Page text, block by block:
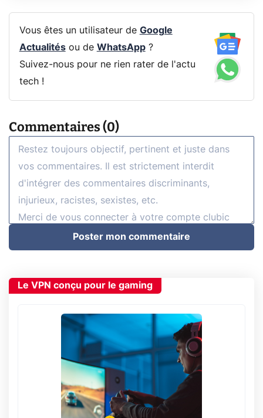
Vous êtes un utilisateur de Google
Actualitésou de WhatsApp?
Suivez-nous pour ne rien rater de l'actu
tech !
Commentaires (0)
Poster mon commentaire
Le VPN conçu pour le gaming